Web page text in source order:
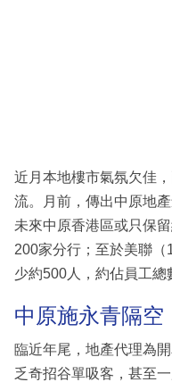
區
近月本地樓市氣氛欠佳
流。月前，傳出中原地
未來中原香港區或只保
200家分行；至於美聯
少約500人，約佔員工總
中原施永青隔空
臨近年尾，地產代理為
乏奇招谷單吸客，甚至